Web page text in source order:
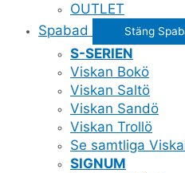
OUTLET
Spabad
Stäng
S-SERIEN
Viskan Bokö
Viskan Saltö
Viskan Sandö
Viskan Trollö
Se samtliga
SIGNUM